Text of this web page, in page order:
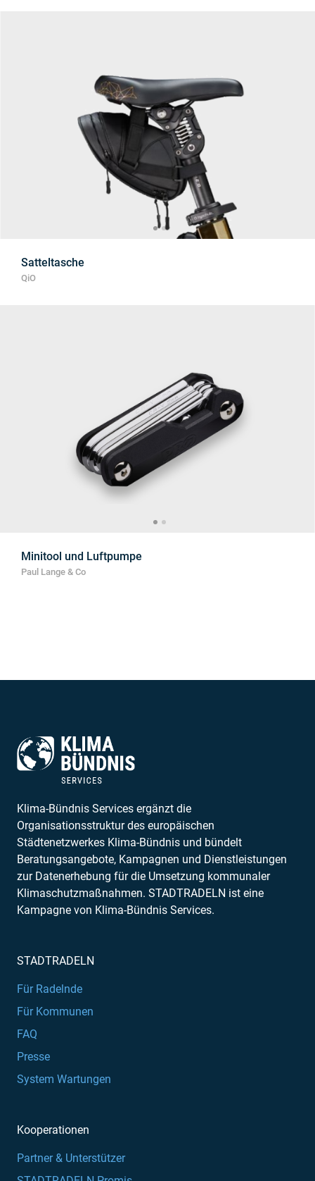
Satteltasche
QiO
Minitool und Luftpumpe
Paul Lange & Co
Klima-Bündnis Services ergänzt die
Organisationsstruktur des europäischen
Städtenetzwerkes Klima-Bündnis und bündelt
Beratungsangebote, Kampagnen und Dienstleistungen
zur Datenerhebung für die Umsetzung kommunaler
Klimaschutzmaßnahmen. STADTRADELN ist eine
Kampagne von Klima-Bündnis Services.
STADTRADELN
Für Radelnde
Für Kommunen
FAQ
Presse
System Wartungen
Kooperationen
Partner & Unterstützer